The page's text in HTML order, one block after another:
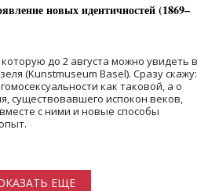
новых идентичностей (1869–
до 2 августа можно увидеть в
(Kunstmuseum Basel). Сразу скажу:
как таковой, а о
существовавшего испокон веков,
с ними и новые способы
ЕЩЕ